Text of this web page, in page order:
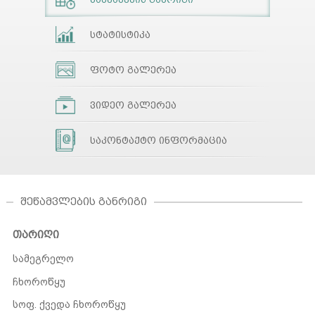
სტატისტიკა
ფოტო გალერეა
ვიდეო გალერეა
საკონტაქტო ინფორმაცია
ᲨᲔᲬᲐᲛᲕᲚᲔᲑᲘᲡ ᲒᲐᲜᲠᲘᲒᲘ
თარიღი
სამეგრელო
ჩხოროწყუ
სოფ. ქვედა ჩხოროწყუ